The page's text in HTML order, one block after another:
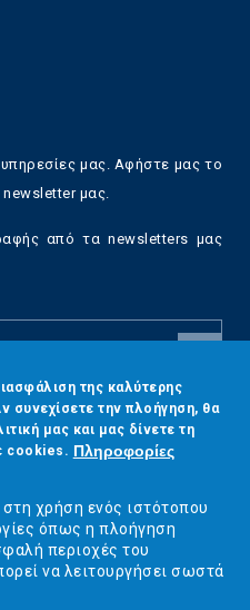
μας. Αφήστε μας το
μας.
από τα newsletters μας
της καλύτερης
συνεχίσετε την πλοήγηση, θα
μας και μας δίνετε τη
cookies. Πληροφορίες
χρήση ενός ιστότοπου
όπως η πλοήγηση
περιοχές του
να λειτουργήσει σωστά